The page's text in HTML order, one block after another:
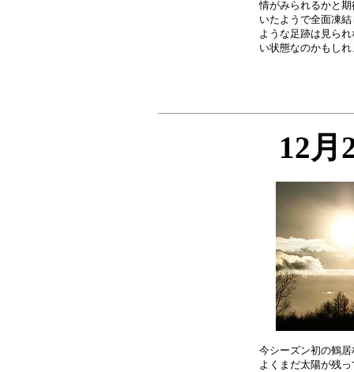
情がみられるかと
いたようで全面凍
ような足跡は見ら
12月
今シーズン初の鶴
よくまだ太陽が残